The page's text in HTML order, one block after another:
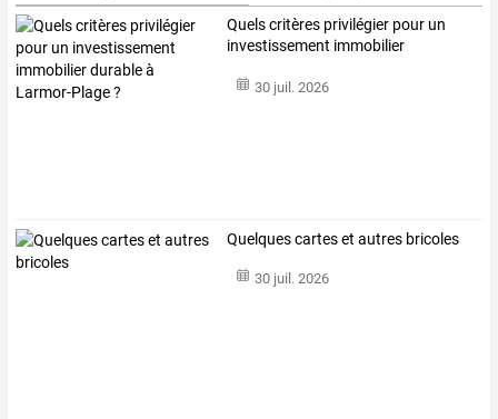
Quelscritères privilégier pour un
investissement immobilier
30 juil. 2026
Quelques cartes et autres bricoles
30 juil. 2026